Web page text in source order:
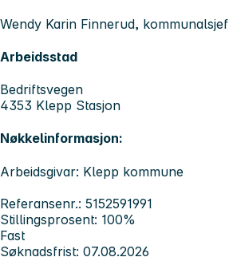
Wendy Karin Finnerud, kommunalsjef
Arbeidsstad
Bedriftsvegen
4353 Klepp Stasjon
Nøkkelinformasjon:
Arbeidsgivar: Klepp kommune
Referansenr.: 5152591991
Stillingsprosent: 100%
Fast
Søknadsfrist: 07.08.2026